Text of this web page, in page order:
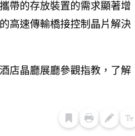
帶的存放裝置的需求顯著增
高速傳輸橋接控制晶片解決
店晶廳展廳參觀指教，了解